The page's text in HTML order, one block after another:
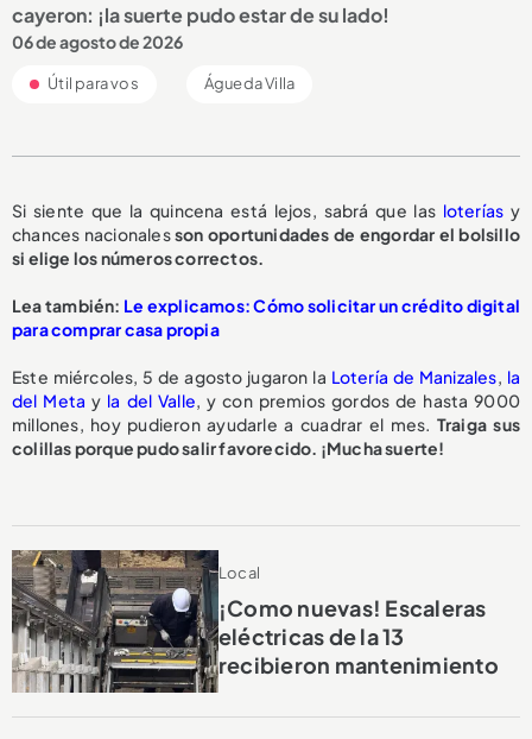
cayeron: ¡la suerte pudo estar de su lado!
06 de agosto de 2026
Útil para vos Águeda Villa
Si siente que la quincena está lejos, sabrá que las loterías y
chances nacionalesson oportunidades de engordar el bolsillo
si elige los números correctos.
Lea también: Le explicamos: Cómo solicitar un crédito digital
para comprar casa propia
Este miércoles, 5 de agosto jugaron la Lotería de Manizales la
del Meta y la del Valle , y con premios gordos de hasta 9000
millones, hoy pudieron ayudarle a cuadrar el mes. Traiga sus
colillas porque pudo salir favorecido. ¡Mucha suerte!
Local
¡Como nuevas! Escaleras
eléctricas de la 13
recibieron mantenimiento